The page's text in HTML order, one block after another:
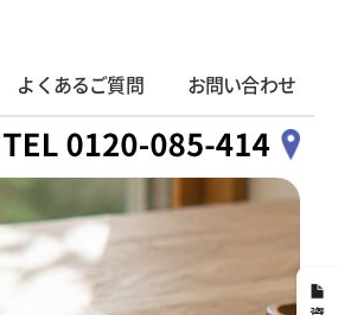
よくあるご質問 お問い合わせ